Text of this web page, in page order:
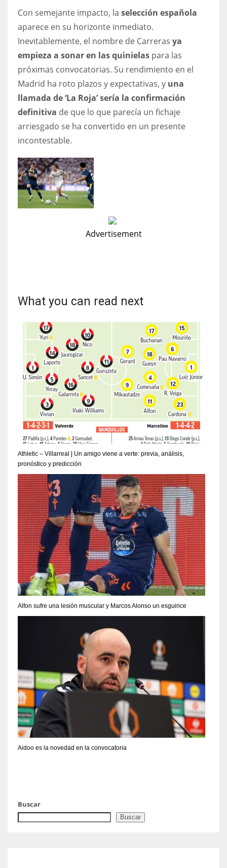
Con semejante impacto, la selección española
aparece en su horizonte inmediato.
Inevitablemente, el nombre de Carreras ya
empieza a sonar en las quinielas para las
próximas convocatorias. Su rendimiento en el
Madrid ha roto plazos y expectativas, y una
llamada de ‘La Roja’ sería la confirmación
definitiva de que lo que parecía un fichaje
arriesgado se ha convertido en un presente
incontestable.
Advertisement
What you can read next
Athletic – Villarreal | Un amigo viene a verte: previa, análisis,
pronóstico y predicción
Alfon sufre una lesión muscular y Marcos Alonso un esguince
Aidoo es la novedad en la convocatoria
Buscar
Buscar